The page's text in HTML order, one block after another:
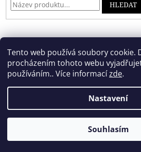
Tento web používá soubory cookie.
procházením tohoto webu
používáním.. Více informacízde.
Nastavení
Souhlasím
HLEDAT
Vytvořil
Copyright 2026Alkoholový shop.